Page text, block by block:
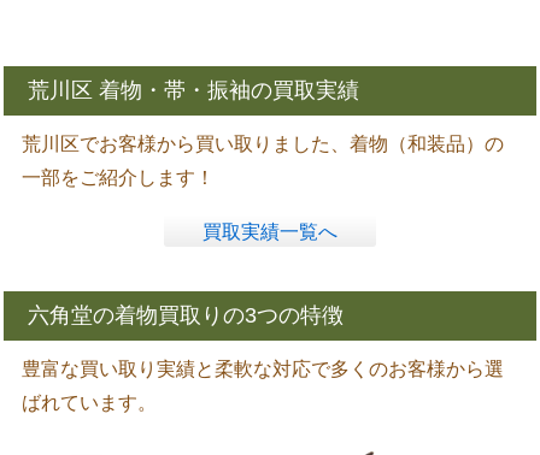
荒川区 着物・帯・振袖の買取実績
荒川区でお客様から買い取りました、着物（和装品）の
一部をご紹介します！
買取実績一覧へ
六角堂の着物買取りの3つの特徴
豊富な買い取り実績と柔軟な対応で多くのお客様から選
ばれています。